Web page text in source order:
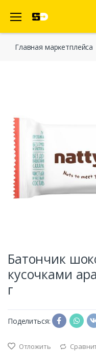
Главная марĸетплейса
Батончик
кусочками
г
Поделиться:
Отложить